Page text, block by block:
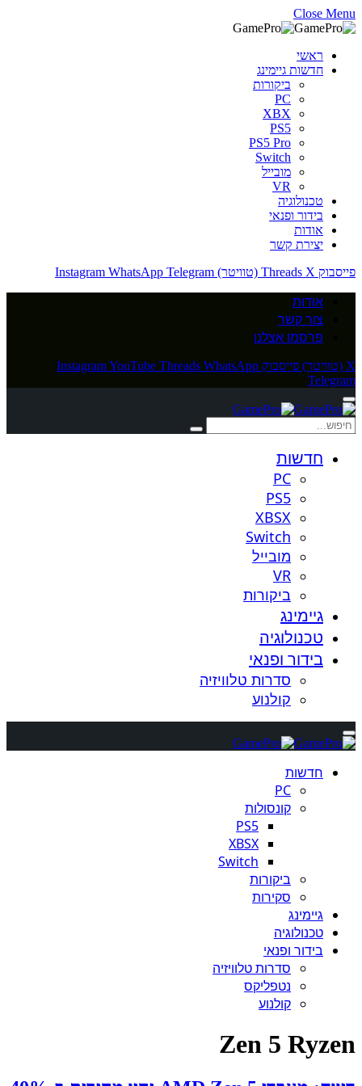
Close Menu
ראשי
חדשות גיימינג
ביקורות
PC
XBX
PS5
PS5 Pro
Switch
מובייל
VR
טכנולוגיה
בידור ופנאי
אודות
יצירת קשר
פייסבוק
Threads X (טוויטר) Instagram WhatsApp Telegram
אודות
צור קשר
פרסמו אצלנו
X (טוויטר) פייסבוק InstagramYouTube Threads WhatsApp
Telegram
חדשות
PC
PS5
XBSX
Switch
מובייל
VR
ביקורות
גיימינג
טכנולוגיה
בידור ופנאי
סדרות טלוויזיה
קולנוע
חדשות
PC
קונסולות
PS5
XBSX
Switch
ביקורות
סקירות
גיימינג
טכנולוגיה
בידור ופנאי
סדרות טלוויזיה
נטפליקס
קולנוע
Zen 5 Ryzen